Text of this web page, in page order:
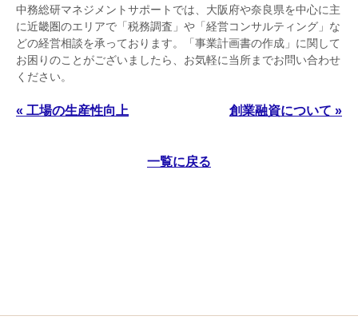
中務総研マネジメントサポート では、大阪府や奈良県を中心に主
に近畿圏のエリアで 「税務調査」や「経営コンサルティング」な
どの経営相談を承っております。「事業計画書の作成」に関して
お困りのことがございましたら、お気軽に当所までお問い合わせ
ください。
« 工場の生産性向上 創業融資について »
一覧に戻る